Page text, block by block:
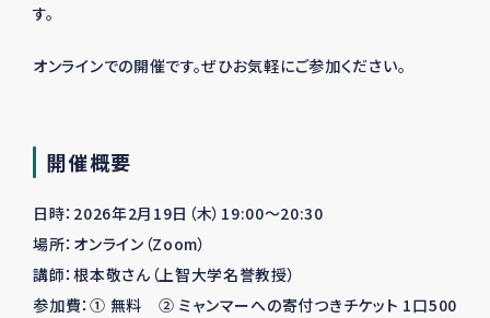
す。
オンラインでの開催です。ぜひお気軽にご参加ください。
開催概要
日時：2026年2月19日（木）19:00～20:30
場所：オンライン（Zoom）
講師：根本敬さん（上智大学名誉教授）
参加費：① 無料 ② ミャンマーへの寄付つきチケット 1口500